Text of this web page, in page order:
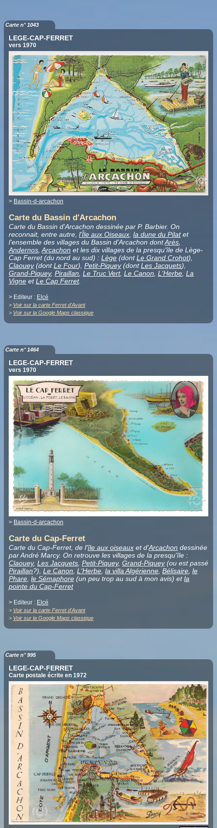
Carte n° 1043
LEGE-CAP-FERRET
vers 1970
> Bassin-d-arcachon
Carte du Bassin d'Arcachon
Carte du Bassin d'Arcachon dessinée par P. Barbier. On
reconnait, entre autre, l'Île aux Oiseaux la dune du Pilatet
l'ensemble des villages du Bassin d'Arcachon dontArès
Andernos Arcachon et les dix villages de la presqu'île de Lège-
Cap Ferret (du nord au sud) : Lège (dontLe Grand Crohot),
Claouey(dontLe Four), Petit-Piquey(dontLes Jacquets),
Grand-Piquey, Piraillan Le Truc Vert, Le Canon L'Herbe La
Vigne etLe Cap Ferret.
> Editeur : Elcé
> Voir sur la carte Ferret d'Avant
> Voir sur la Google Maps classique
Carte n° 1464
LEGE-CAP-FERRET
vers 1970
> Bassin-d-arcachon
Carte du Cap-Ferret
Carte du Cap-Ferret, de l'île aux oiseaux et d'Arcachon dessinée
par André Marcy. On retrouve les villages de la presqu'île :
Claouey, Les Jacquets Petit-Piquey, Grand-Piquey(ou est passé
Piraillan?), Le Canon L'Herbe la villa Algérienne Bélisaire le
Phare le Sémaphore (un peu trop au sud à mon avis) etla
pointe du Cap-Ferret
> Editeur : Elcé
> Voir sur la carte Ferret d'Avant
> Voir sur la Google Maps classique
Carte n° 995
LEGE-CAP-FERRET
Carte postale écrite en 1972